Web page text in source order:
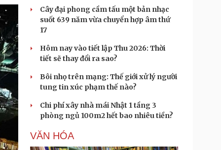
Tour
in
Đọc truyện đêm khuya
Cửa sổ tình yêu
Cây đại phong cầm tấu một bản nhạc
suốt 639 năm vừa chuyển hợp âm thứ
17
Hôm nay vào tiết lập Thu 2026: Thời
tiết sẽ thay đổi ra sao?
Bôi nhọ trên mạng: Thế giới xử lý người
tung tin xúc phạm thế nào?
Chi phí xây nhà mái Nhật 1 tầng 3
phòng ngủ 100m2 hết bao nhiêu tiền?
VĂN HÓA